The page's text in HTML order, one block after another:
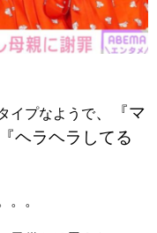
イプなようで、
『マ
ヘラヘラしてる
。。